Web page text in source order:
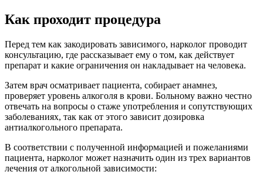
Как проходит процедура
Перед тем как закодировать зависимого, нарколог проводит
консультацию, где рассказывает ему о том, как действует
препарат и какие ограничения он накладывает на человека.
Затем врач осматривает пациента, собирает анамнез,
проверяет уровень алкоголя в крови. Больному важно честно
отвечать на вопросы о стаже употребления и сопутствующих
заболеваниях, так как от этого зависит дозировка
антиалкогольного препарата.
В соответствии с полученной информацией и пожеланиями
пациента, нарколог может назначить один из трех вариантов
лечения от алкогольной зависимости: